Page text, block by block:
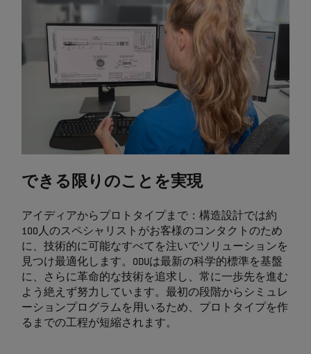
できる限りのことを実現
アイディアからプロトタイプまで：構造設計では約
100人のスペシャリストがお客様のコンタクトのため
に、技術的に可能なすべてを注いでソリューションを
見つけ最適化します。ODUは最新の科学的標準を基盤
に、さらに革命的な技術を追求し、常に一歩先を進む
よう絶えず努力しています。最初の段階からシミュレ
ーションプログラムを用いるため、プロトタイプを作
るまでの工程が短縮されます。